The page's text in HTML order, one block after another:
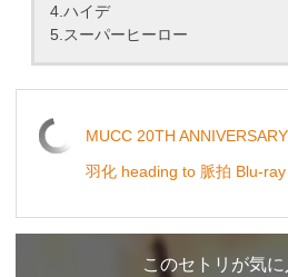
4.ハイデ
5.スーパーヒーロー
MUCC 20TH
羽化 heading to 脈拍 Blu-ray
このセトリが気